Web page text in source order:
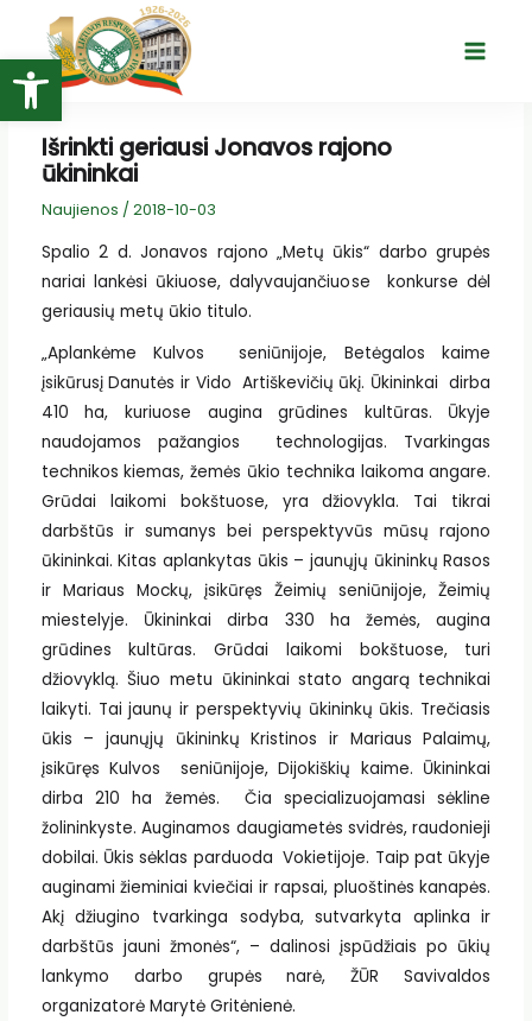
Open toolbar
turinio
Main
Išrinkti geriausi Jonavos rajono
ūkininkai
Naujienos / 2018-10-03
Spalio 2 d. Jonavos rajono „Metų ūkis“ darbo grupės
nariai lankėsi ūkiuose, dalyvaujančiuose konkurse dėl
geriausių metų ūkio titulo.
„Aplankėme Kulvos seniūnijoje, Betėgalos kaime
įsikūrusį Danutės ir Vido Artiškevičių ūkį. Ūkininkai dirba
410 ha, kuriuose augina grūdines kultūras. Ūkyje
naudojamos pažangios technologijas. Tvarkingas
technikos kiemas, žemės ūkio technika laikoma angare.
Grūdai laikomi bokštuose, yra džiovykla. Tai tikrai
darbštūs ir sumanys bei perspektyvūs mūsų rajono
ūkininkai. Kitas aplankytas ūkis – jaunųjų ūkininkų Rasos
ir Mariaus Mockų, įsikūręs Žeimių seniūnijoje, Žeimių
miestelyje. Ūkininkai dirba 330 ha žemės, augina
grūdines kultūras. Grūdai laikomi bokštuose, turi
džiovyklą. Šiuo metu ūkininkai stato angarą technikai
laikyti. Tai jaunų ir perspektyvių ūkininkų ūkis. Trečiasis
ūkis – jaunųjų ūkininkų Kristinos ir Mariaus Palaimų,
įsikūręs Kulvos seniūnijoje, Dijokiškių kaime. Ūkininkai
dirba 210 ha žemės. Čia specializuojamasi sėkline
žolininkyste. Auginamos daugiametės svidrės, raudonieji
dobilai. Ūkis sėklas parduoda Vokietijoje. Taip pat ūkyje
auginami žieminiai kviečiai ir rapsai, pluoštinės kanapės.
Akį džiugino tvarkinga sodyba, sutvarkyta aplinka ir
darbštūs jauni žmonės“, – dalinosi įspūdžiais po ūkių
lankymo darbo grupės narė, ŽŪR Savivaldos
organizatorė Marytė Gritėnienė.